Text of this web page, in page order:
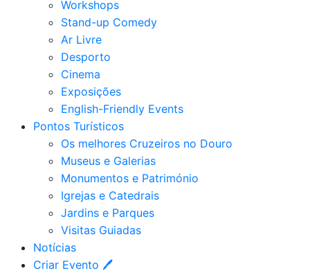
Workshops
Stand-up Comedy
Ar Livre
Desporto
Cinema
Exposições
English-Friendly Events
Pontos Turísticos
Os melhores Cruzeiros no Douro​
Museus e Galerias
Monumentos e Património
Igrejas e Catedrais
Jardins e Parques
Visitas Guiadas
Notícias
Criar Evento 🖊